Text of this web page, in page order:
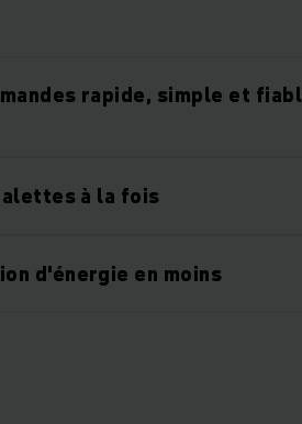
rapide, simple et
à la fois
d'énergie en moins